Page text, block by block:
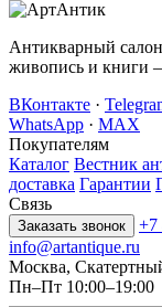
Антикварный
живопись и книги
ВКонтакте ·
WhatsApp · MAX
Покупателям
Каталог Вестник
доставка Гарантии
Связь
Заказать звонок +7
info@artantique.ru
Москва,
Пн–Пт 10:00–19:00